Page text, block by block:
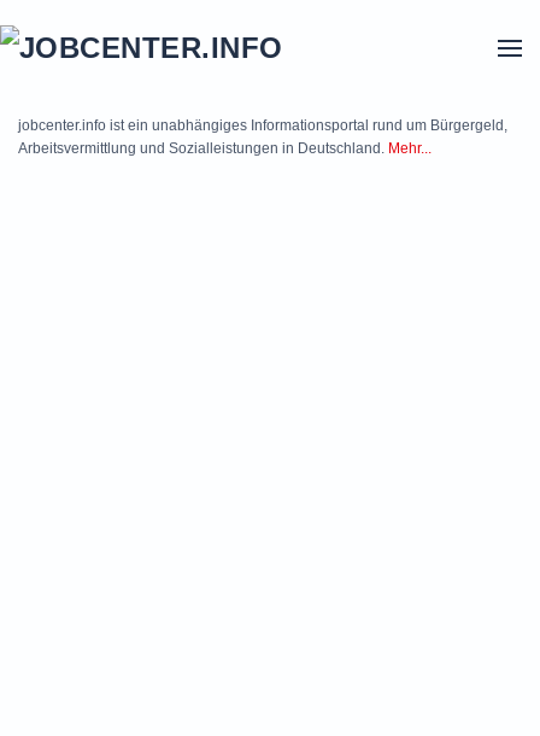
jobcenter.info ist ein unabhängiges Informationsportal rund um Bürgergeld,
Arbeitsvermittlung und Sozialleistungen in Deutschland. Mehr...